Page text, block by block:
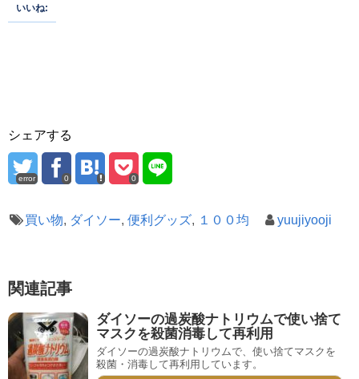
いいね:
シェアする
error 0 0
買い物, ダイソー, 便利グッズ, １００均 yuujiyooji
関連記事
ダイソーの過炭酸ナトリウムで使い捨て
マスクを殺菌消毒して再利用
ダイソーの過炭酸ナトリウムで、使い捨てマスクを
殺菌・消毒して再利用しています。